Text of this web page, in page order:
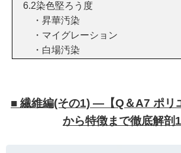
6.2染色堅ろう度
・昇華汚染
・マイグレーション
・白場汚染
■ 繊維編(その1) ―【Q＆A7 ポリ
から特徴まで徹底解剖